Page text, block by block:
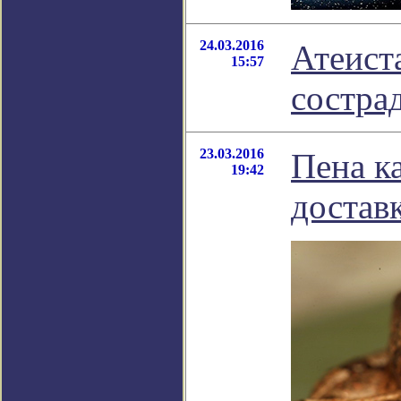
24.03.2016
15:57
23.03.2016
19:42
Пена